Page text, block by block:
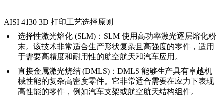
AISI 4130 3D 打印工艺选择原则
选择性激光熔化 (SLM)： SLM 使用高功率激光逐层熔化粉
末。该技术非常适合生产形状复杂且高强度的零件，适用
于需要高精度和耐用性的航空航天和汽车应用。
直接金属激光烧结 (DMLS)： DMLS 能够生产具有卓越机
械性能的复杂高密度零件。它非常适合需要在应力下表现
高性能的零件，例如汽车支架或航空航天结构组件。